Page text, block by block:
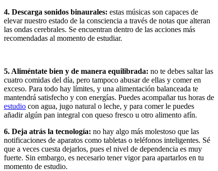
4. Descarga sonidos binaurales: estas músicas son capaces de
elevar nuestro estado de la consciencia a través de notas que alteran
las ondas cerebrales. Se encuentran dentro de las acciones más
recomendadas al momento de estudiar.
5. Aliméntate bien y de manera equilibrada: no te debes saltar las
cuatro comidas del día, pero tampoco abusar de ellas y comer en
exceso. Para todo hay límites, y una alimentación balanceada te
mantendrá satisfecho y con energías. Puedes acompañar tus horas de
estudio con agua, jugo natural o leche, y para comer le puedes
añadir algún pan integral con queso fresco u otro alimento afín.
6. Deja atrás la tecnología: no hay algo más molestoso que las
notificaciones de aparatos como tabletas o teléfonos inteligentes. Sé
que a veces cuesta dejarlos, pues el nivel de dependencia es muy
fuerte. Sin embargo, es necesario tener vigor para apartarlos en tu
momento de estudio.